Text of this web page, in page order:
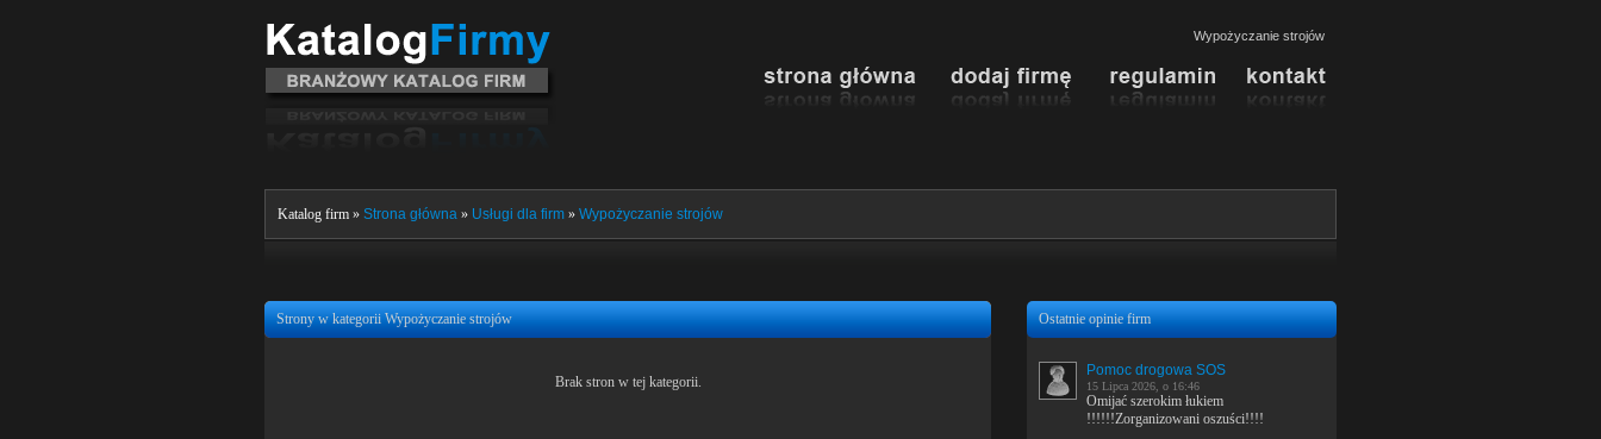
Wypożyczanie strojów
Katalog firm » Strona główna » Usługi dla firm » Wypożyczanie strojów
Strony w kategorii Wypożyczanie strojów
Brak stron w tej kategorii.
Ostatnie opinie firm
Pomoc drogowa SOS
15 Lipca 2026, o 16:46
Omijać szerokim łukiem
!!!!!!Zorganizowani oszuści!!!!